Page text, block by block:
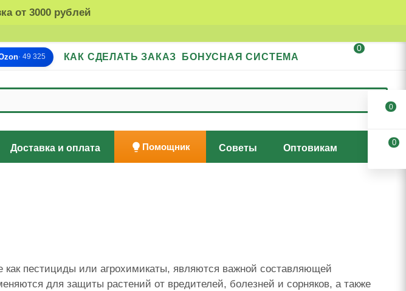
от 3000 рублей
· 49 325 КАК СДЕЛАТЬ ЗАКАЗ БОНУСНАЯ СИСТЕМА
0
Доставка и оплата Помощник Советы Оптовикам
как пестициды или агрохимикаты, являются важной составляющей
для защиты растений от вредителей, болезней и сорняков, а также
0
0